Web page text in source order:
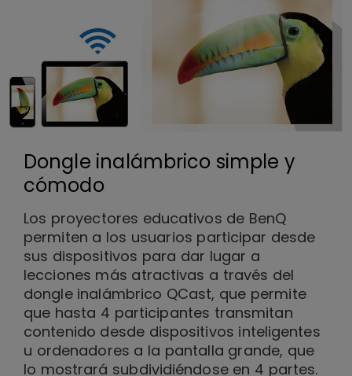
Dongle inalámbrico simple y
cómodo
Los proyectores educativos de BenQ
permiten a los usuarios participar desde
sus dispositivos para dar lugar a
lecciones más atractivas a través del
dongle inalámbrico QCast, que permite
que hasta 4 participantes transmitan
contenido desde dispositivos inteligentes
u ordenadores a la pantalla grande, que
lo mostrará subdividiéndose en 4 partes.